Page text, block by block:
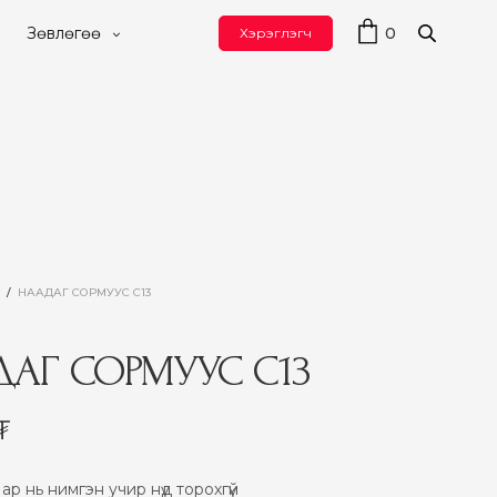
Зөвлөгөө Хэрэглэгч 0
/ НААДАГ СОРМУУС C13
СОРМУУС C13
нь нимгэн учир нүд торохгүй